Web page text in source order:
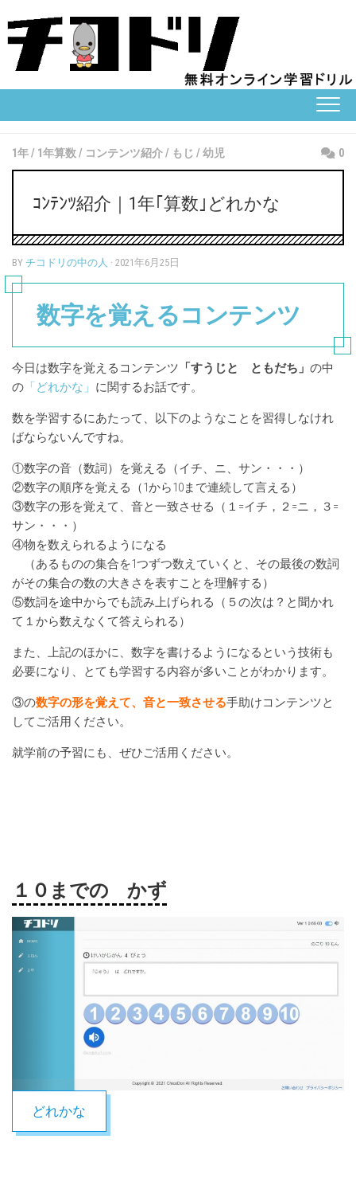
to
content
1年/ 1年算数/ コンテンツ紹介/ もじ / 幼児 0
ｺﾝﾃﾝﾂ紹介｜1年｢算数｣どれかな
BY チコドリの中の人 · 2021年6月25日
数字を覚えるコンテンツ
今日は数字を覚えるコンテンツ 「すうじと ともだち」 の中
の 「どれかな」 に関するお話です。
数を学習するにあたって、以下のようなことを習得しなけれ
ばならないんですね。
①数字の音（数詞）を覚える（イチ、ニ、サン・・・）
②数字の順序を覚える（1から10まで連続して言える）
③数字の形を覚えて、音と一致させる（１=イチ，２=ニ，３=
サン・・・）
④物を数えられるようになる
（あるものの集合を1つずつ数えていくと、その最後の数詞
がその集合の数の大きさを表すことを理解する）
⑤数詞を途中からでも読み上げられる（５の次は？と聞かれ
て１から数えなくて答えられる）
また、上記のほかに、数字を書けるようになるという技術も
必要になり、とても学習する内容が多いことがわかります。
③の数字の形を覚えて、音と一致させる手助けコンテンツと
してご活用ください。
就学前の予習にも、ぜひご活用ください。
１０までの かず
どれかな